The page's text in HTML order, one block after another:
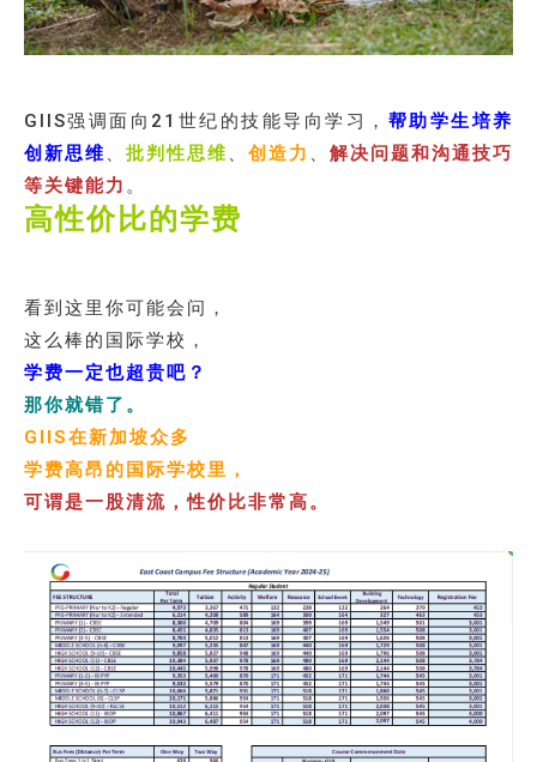
GIIS强调面向21世纪的技能导向学习， 帮助学生培养
创新思维 、 批判性思维 、 创造力 、 解决问题和沟通技巧
等关键能力 。
高性价比的学费
看到这里你可能会问，
这么棒的国际学校，
学费一定也超贵吧？
那你就错了。
GIIS在新加坡众多
学费高昂的国际学校里，
可谓是一股清流，性价比非常高。